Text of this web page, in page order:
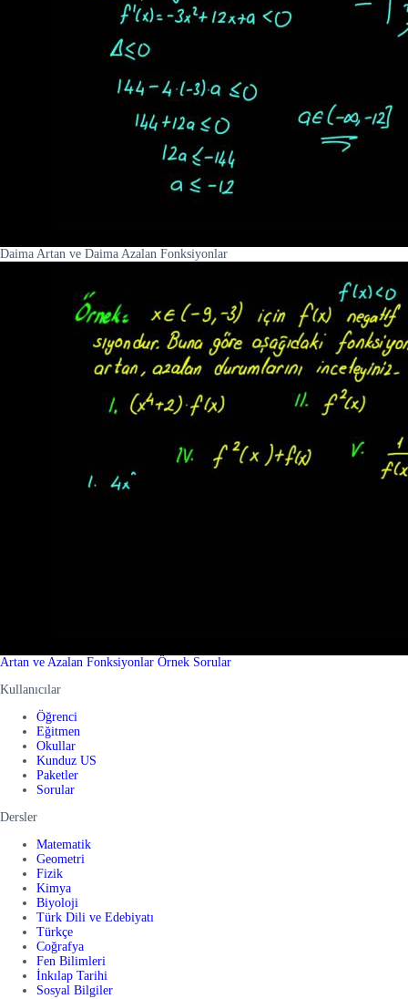
Daima Artan ve Daima Azalan Fonksiyonlar
Artan ve Azalan Fonksiyonlar Örnek Sorular
Kullanıcılar
Öğrenci
Eğitmen
Okullar
Kunduz US
Paketler
Sorular
Dersler
Matematik
Geometri
Fizik
Kimya
Biyoloji
Türk Dili ve Edebiyatı
Türkçe
Coğrafya
Fen Bilimleri
İnkılap Tarihi
Sosyal Bilgiler